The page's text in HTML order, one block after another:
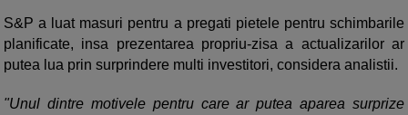
S&P a luat masuri pentru a pregati pietele pentru schimbarile
planificate, insa prezentarea propriu-zisa a actualizarilor ar
putea lua prin surprindere multi investitori, considera analistii.
"Unul dintre motivele pentru care ar putea aparea surprize